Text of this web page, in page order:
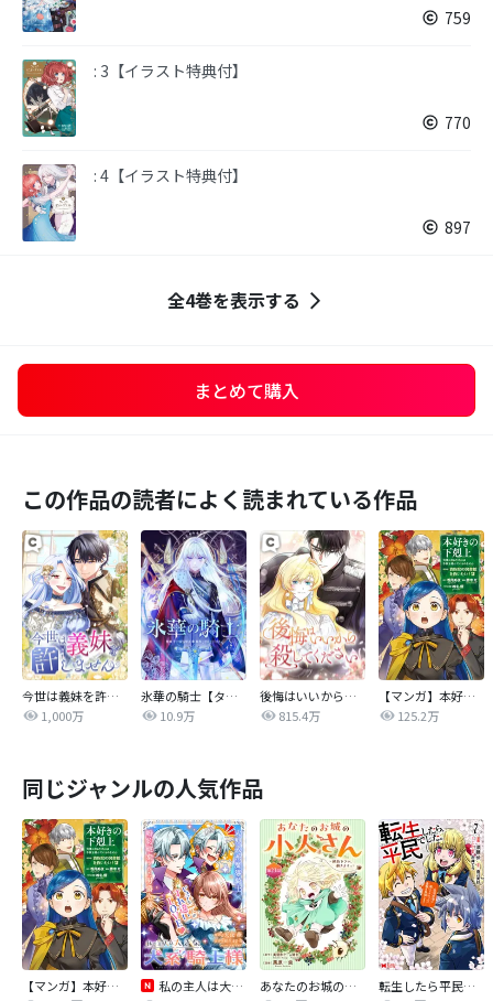
759
: 3【イラスト特典付】
770
: 4【イラスト特典付】
897
全4巻を表示する
まとめて購入
この作品の読者によく読まれている作品
今世は義妹を許しません
1,000万
氷華の騎士【タテヨミ】
10.9万
後悔はいいから殺してください
815.4万
【マンガ】本好きの下剋上 第四部
125.2万
同じジャンルの人気作品
【マンガ】本好きの下剋上 第四部
私の主人は大きな犬系騎士様
あなたのお城の小人さん ～御飯下さい、働きますっ～（コミック）【分冊版】
転生したら平民でした。～生活水準に耐えられないので貴族を目指します～（コミック）